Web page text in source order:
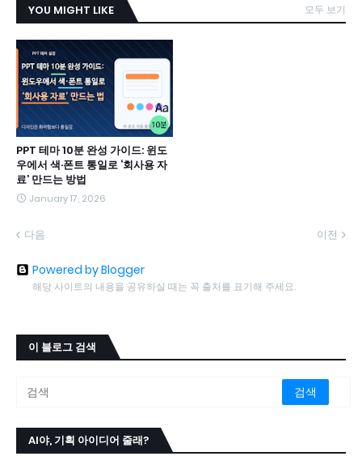
YOU MIGHT LIKE 모두 보기
PPT 테마 10분 완성 가이드: 윈도
우에서 색·폰트 통일로 ‘회사용 자
료’ 만드는 방법
January 17, 2026
다음 이전
Powered by Blogger
해당 사이트의 내용을 공유하실 때는 꼭 출처를 표기해 주세요.
이 블로그 검색
AI야, 기획 아이디어 줄래?